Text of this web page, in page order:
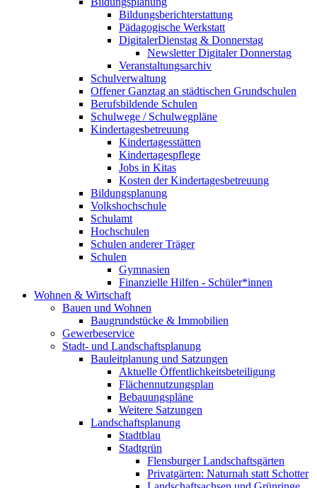
Bildungsberichterstattung
Pädagogische Werkstatt
DigitalerDienstag & Donnerstag
Newsletter Digitaler Donnerstag
Veranstaltungsarchiv
Schulverwaltung
Offener Ganztag an städtischen Grundschulen
Berufsbildende Schulen
Schulwege / Schulwegpläne
Kindertagesbetreuung
Kindertagesstätten
Kindertagespflege
Jobs in Kitas
Kosten der Kindertagesbetreuung
Bildungsplanung
Volkshochschule
Schulamt
Hochschulen
Schulen anderer Träger
Schulen
Gymnasien
Finanzielle Hilfen - Schüler*innen
Wohnen & Wirtschaft
Bauen und Wohnen
Baugrundstücke & Immobilien
Gewerbeservice
Stadt- und Landschaftsplanung
Bauleitplanung und Satzungen
Aktuelle Öffentlichkeitsbeteiligung
Flächennutzungsplan
Bebauungspläne
Weitere Satzungen
Landschaftsplanung
Stadtblau
Stadtgrün
Flensburger Landschaftsgärten
Privatgärten: Naturnah statt Schotter